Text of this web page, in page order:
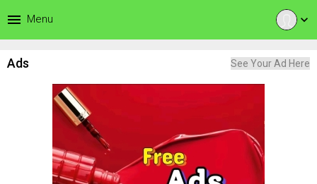
expand_more
menu Menu
Ads See Your Ad Here